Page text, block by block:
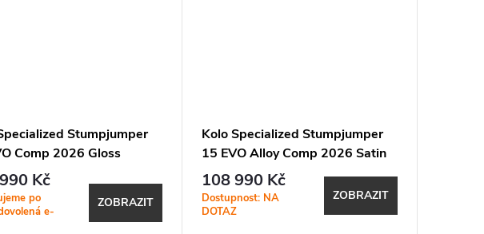
Stumpjumper
Comp 2026 Gloss
Silver
Kč
po
e-
ZOBRAZIT
Kolo Specialized Stumpjumper
15 EVO Alloy Comp 2026 Satin
Desert Rose Tint
108 990 Kč
Dostupnost: NA
DOTAZ
ZOBRAZIT